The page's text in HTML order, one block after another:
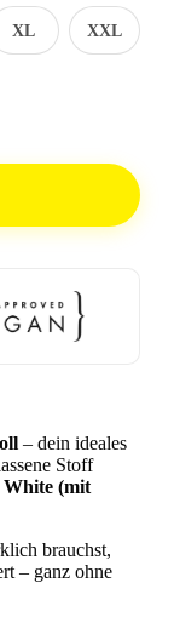
XL XXL
– dein ideales
Stoff
(mit
brauchst,
– ganz ohne